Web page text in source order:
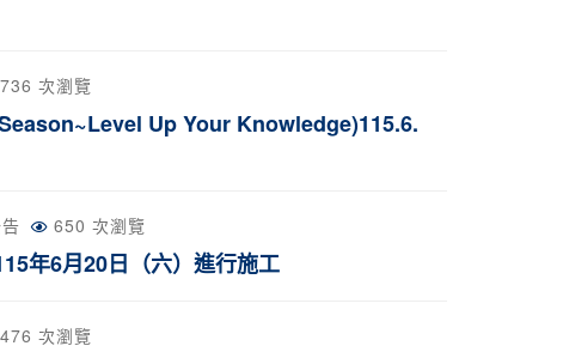
736 次瀏覽
Up Your Knowledge)115.6.
650 次瀏覽
年6月20日（六）進行施工
476 次瀏覽